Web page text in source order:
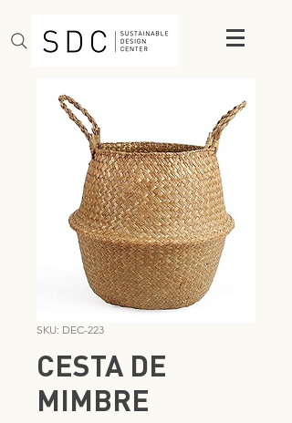
SKU: DEC-223
CESTA DE
MIMBRE